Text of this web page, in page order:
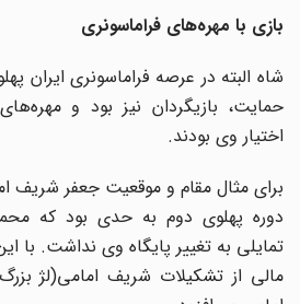
بازی با مهره‌های فراماسونری
شاه البته در عرصه فراماسونری ایران
حمایت، بازیگردان نیز بود و مهره‌های
اختیار وی بودند.
برای مثال مقام و موقعیت جعفر شریف
دوره پهلوی دوم به حدی بود که
تمایلی به تغییر پایگاه وی نداشت. با
مالی از تشکیلات شریف امامی(لژ بزرگ